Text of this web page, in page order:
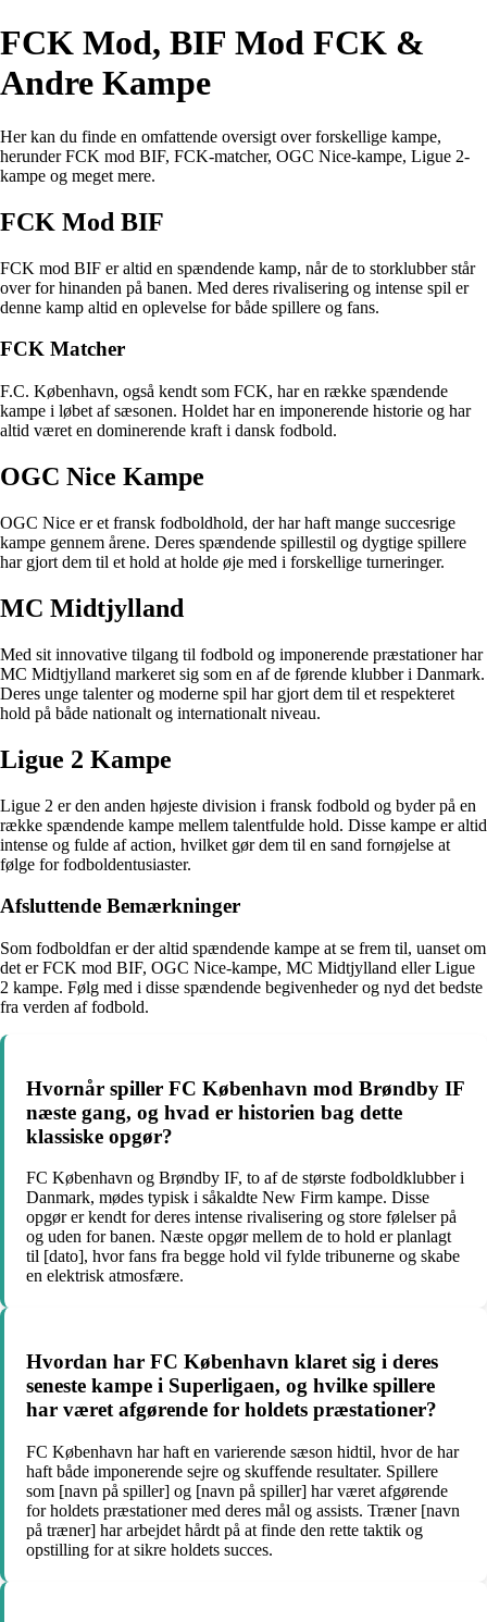
FCK Mod, BIF Mod FCK &
Andre Kampe
Her kan du finde en omfattende oversigt over forskellige kampe,
herunder FCK mod BIF, FCK-matcher, OGC Nice-kampe, Ligue 2-
kampe og meget mere.
FCK Mod BIF
FCK mod BIF er altid en spændende kamp, når de to storklubber står
over for hinanden på banen. Med deres rivalisering og intense spil er
denne kamp altid en oplevelse for både spillere og fans.
FCK Matcher
F.C. København, også kendt som FCK, har en række spændende
kampe i løbet af sæsonen. Holdet har en imponerende historie og har
altid været en dominerende kraft i dansk fodbold.
OGC Nice Kampe
OGC Nice er et fransk fodboldhold, der har haft mange succesrige
kampe gennem årene. Deres spændende spillestil og dygtige spillere
har gjort dem til et hold at holde øje med i forskellige turneringer.
MC Midtjylland
Med sit innovative tilgang til fodbold og imponerende præstationer har
MC Midtjylland markeret sig som en af de førende klubber i Danmark.
Deres unge talenter og moderne spil har gjort dem til et respekteret
hold på både nationalt og internationalt niveau.
Ligue 2 Kampe
Ligue 2 er den anden højeste division i fransk fodbold og byder på en
række spændende kampe mellem talentfulde hold. Disse kampe er altid
intense og fulde af action, hvilket gør dem til en sand fornøjelse at
følge for fodboldentusiaster.
Afsluttende Bemærkninger
Som fodboldfan er der altid spændende kampe at se frem til, uanset om
det er FCK mod BIF, OGC Nice-kampe, MC Midtjylland eller Ligue
2 kampe. Følg med i disse spændende begivenheder og nyd det bedste
fra verden af fodbold.
Hvornår spiller FC København mod Brøndby IF
næste gang, og hvad er historien bag dette
klassiske opgør?
FC København og Brøndby IF, to af de største fodboldklubber i
Danmark, mødes typisk i såkaldte New Firm kampe. Disse
opgør er kendt for deres intense rivalisering og store følelser på
og uden for banen. Næste opgør mellem de to hold er planlagt
til [dato], hvor fans fra begge hold vil fylde tribunerne og skabe
en elektrisk atmosfære.
Hvordan har FC København klaret sig i deres
seneste kampe i Superligaen, og hvilke spillere
har været afgørende for holdets præstationer?
FC København har haft en varierende sæson hidtil, hvor de har
haft både imponerende sejre og skuffende resultater. Spillere
som [navn på spiller] og [navn på spiller] har været afgørende
for holdets præstationer med deres mål og assists. Træner [navn
på træner] har arbejdet hårdt på at finde den rette taktik og
opstilling for at sikre holdets succes.